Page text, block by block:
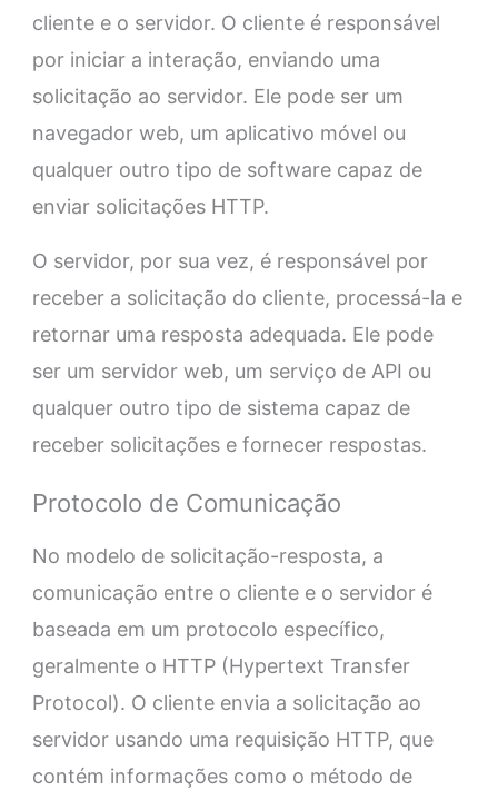
cliente e o servidor. O cliente é responsável
por iniciar a interação, enviando uma
solicitação ao servidor. Ele pode ser um
navegador web, um aplicativo móvel ou
qualquer outro tipo de software capaz de
enviar solicitações HTTP.
O servidor, por sua vez, é responsável por
receber a solicitação do cliente, processá-la e
retornar uma resposta adequada. Ele pode
ser um servidor web, um serviço de API ou
qualquer outro tipo de sistema capaz de
receber solicitações e fornecer respostas.
Protocolo de Comunicação
No modelo de solicitação-resposta, a
comunicação entre o cliente e o servidor é
baseada em um protocolo específico,
geralmente o HTTP (Hypertext Transfer
Protocol). O cliente envia a solicitação ao
servidor usando uma requisição HTTP, que
contém informações como o método de